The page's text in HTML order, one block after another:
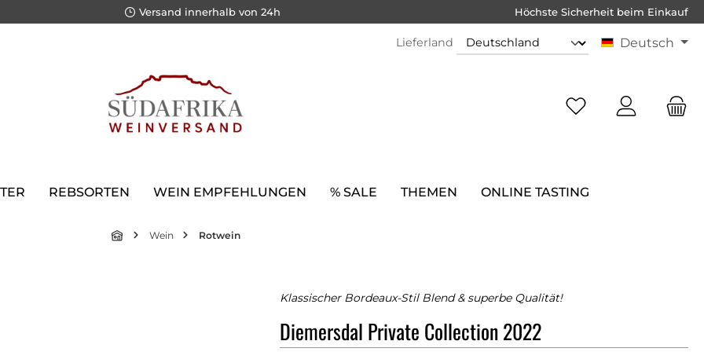
Versand innerhalb von 24h Höchste Sicherheit beim Einkauf
Lieferland Deutsch
REBSORTEN WEIN EMPFEHLUNGEN % SALE THEMEN ONLINE TASTING
Wein Rotwein
Klassischer Bordeaux-Stil Blend & superbe Qualität!
Diemersdal Private Collection 2022